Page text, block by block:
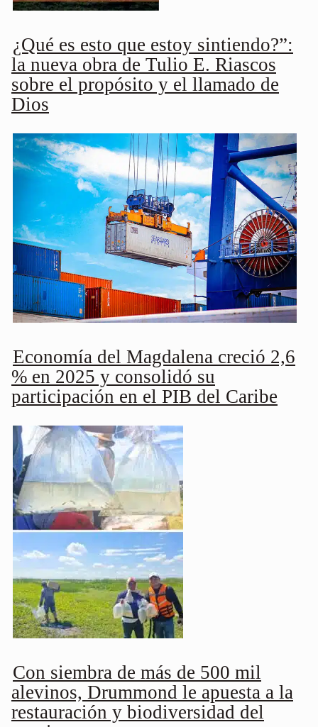
¿Qué es esto que estoy sintiendo?”:
la nueva obra de Tulio E. Riascos
sobre el propósito y el llamado de
Dios
Economía del Magdalena creció 2,6
% en 2025 y consolidó su
participación en el PIB del Caribe
Con siembra de más de 500 mil
alevinos, Drummond le apuesta a la
restauración y biodiversidad del